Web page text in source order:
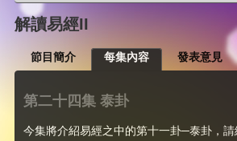
解讀易經II
節目簡介 每集內容 發表意見
第二十四集 泰卦
今集將介紹易經之中的第十一卦─泰卦，